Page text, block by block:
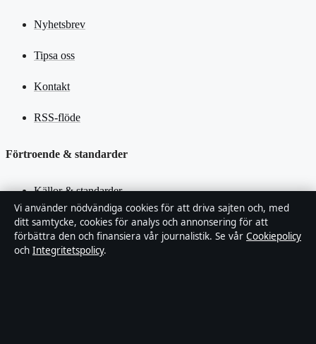
Nyhetsbrev
Tipsa oss
Kontakt
RSS-flöde
Förtroende & standarder
Källor & standarder
Redaktionell policy
Rättelsepolicy
Vi använder nödvändiga cookies för att driva sajten och, med
ditt samtycke, cookies för analys och annonsering för att
förbättra den och finansiera vår journalistik. Se vår Cookiepolicy
och Integritetspolicy.